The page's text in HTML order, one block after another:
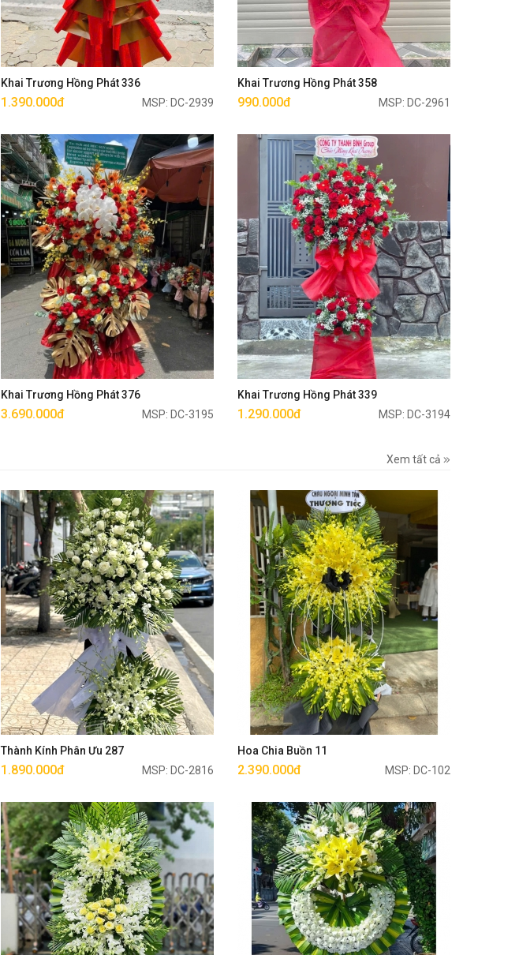
Khai Trương Hồng Phát 336
1.390.000đ MSP: DC-2939
Mua ngay
Khai Trương Hồng Phát 358
990.000đ MSP: DC-2961
Mua ngay
Khai Trương Hồng Phát 376
3.690.000đ MSP: DC-3195
Mua ngay
Khai Trương Hồng Phát 339
1.290.000đ MSP: DC-3194
Mua ngay
Xem tất cả
Thành Kính Phân Ưu 287
1.890.000đ MSP: DC-2816
Mua ngay
Hoa Chia Buồn 11
2.390.000đ MSP: DC-102
Mua ngay